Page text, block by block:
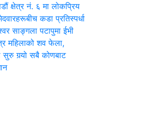
क्षेत्र नं. ६ मा लोकप्रिय
कडा प्रतिस्पर्धा
साङ्गला पटापुमा ईभी
महिलाको शव फेला,
सुरु गर्‍यो सबै कोणबाट